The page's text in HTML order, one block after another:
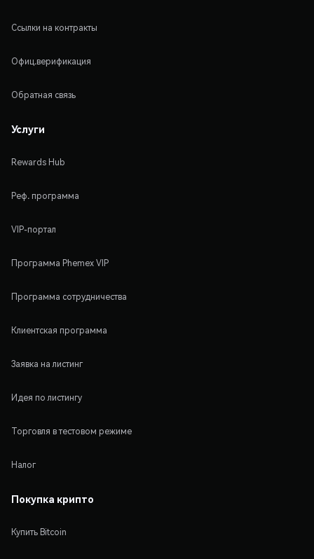
Ссылки на контракты
Офиц.верификация
Обратная связь
Услуги
Rewards Hub
Реф. программа
VIP-портал
Программа Phemex VIP
Программа сотрудничества
Клиентская программа
Заявка на листинг
Идея по листингу
Торговля в тестовом режиме
Налог
Покупка крипто
Купить Bitcoin